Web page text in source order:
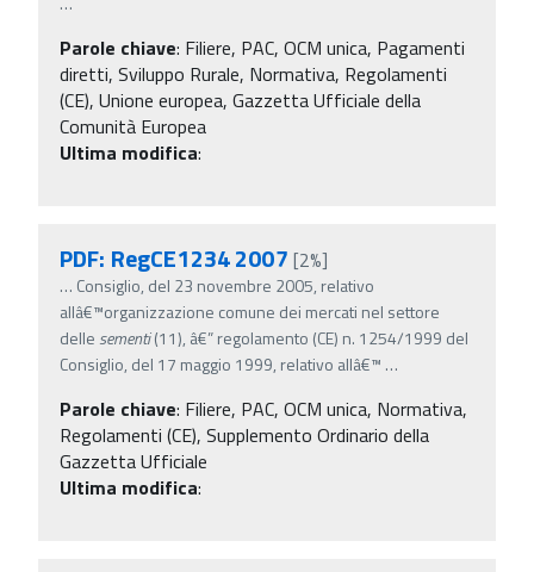
Parole chiave: Filiere, PAC, OCM unica, Pagamenti
diretti, Sviluppo Rurale, Normativa, Regolamenti
(CE), Unione europea, Gazzetta Ufficiale della
Comunità Europea
Ultima modifica:
PDF: RegCE1234 2007 [2%]
… Consiglio, del 23 novembre 2005, relativo
allâ€™organizzazione comune dei mercati nel settore
delle sementi(11), â€” regolamento (CE) n. 1254/1999 del
Consiglio, del 17 maggio 1999, relativo allâ€™ …
Parole chiave: Filiere, PAC, OCM unica, Normativa,
Regolamenti (CE), Supplemento Ordinario della
Gazzetta Ufficiale
Ultima modifica: